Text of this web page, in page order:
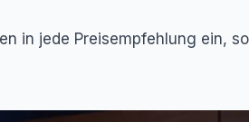
in jede Preisempfehlung ein,